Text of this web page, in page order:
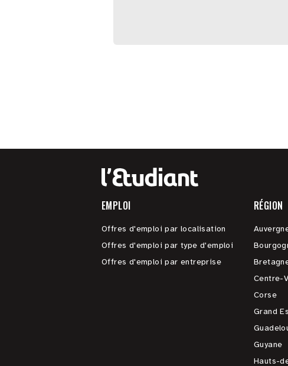
EMPLOI
Offres d'emploi par localisation
Offres d'emploi par type d'emploi
Offres d'emploi par entreprise
RÉGION
Centre-
Corse
Grand
Guyane
Hauts-